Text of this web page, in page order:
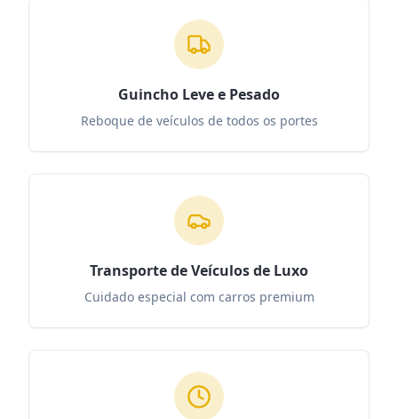
Guincho Leve e Pesado
Reboque de veículos de todos os portes
Transporte de Veículos de Luxo
Cuidado especial com carros premium